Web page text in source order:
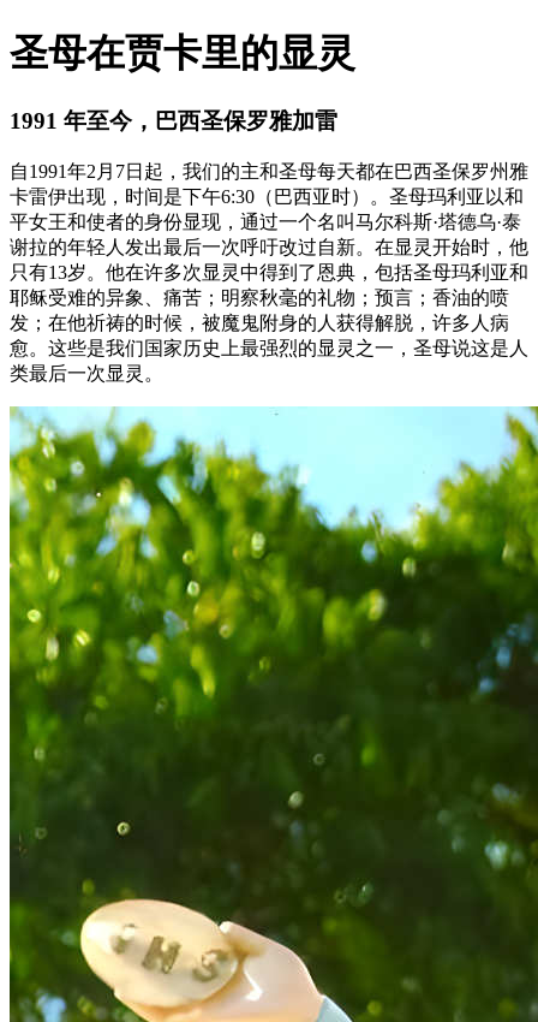
圣母在贾卡里的显灵
1991 年至今，巴西圣保罗雅加雷
自1991年2月7日起，我们的主和圣母每天都在巴西圣保罗州雅
卡雷伊出现，时间是下午6:30（巴西亚时）。圣母玛利亚以和
平女王和使者的身份显现，通过一个名叫马尔科斯·塔德乌·泰
谢拉的年轻人发出最后一次呼吁改过自新。在显灵开始时，他
只有13岁。他在许多次显灵中得到了恩典，包括圣母玛利亚和
耶稣受难的异象、痛苦；明察秋毫的礼物；预言；香油的喷
发；在他祈祷的时候，被魔鬼附身的人获得解脱，许多人病
愈。这些是我们国家历史上最强烈的显灵之一，圣母说这是人
类最后一次显灵。